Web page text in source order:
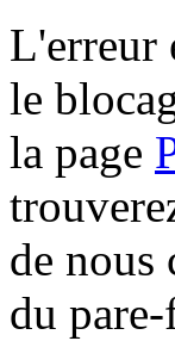
L'erreur
le
la page
de nous
du